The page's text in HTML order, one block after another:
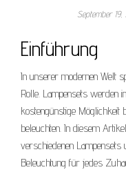
September 19,
Einführung
In unserer modernen Welt
Rolle. Lampensets werden
kostengünstige Möglichkeit
beleuchten. In diesem
verschiedenen
Beleuchtung für jedes